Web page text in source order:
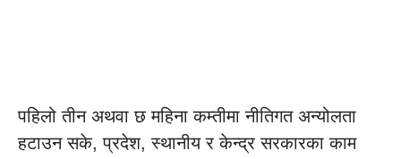
पहिलो तीन अथवा छ महिना कम्तीमा नीतिगत अन्योलता
हटाउन सके, प्रदेश, स्थानीय र केन्द्र सरकारका काम